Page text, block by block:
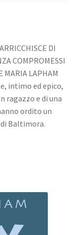
DI
COMPROMESSI
MARIA LAPHAM
intimo ed epico,
ragazzo e di una
ordito un
Baltimora.